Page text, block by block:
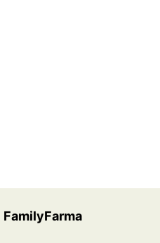
FamilyFarma